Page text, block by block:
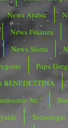
News Arabic
News Finanza
News Storia
Papa
BENEDETTINA
Str."
Tecnologie